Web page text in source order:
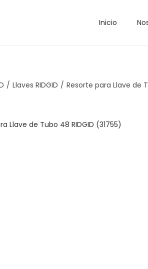
Inicio
/ Llaves RIDGID / Resorte para Llave de